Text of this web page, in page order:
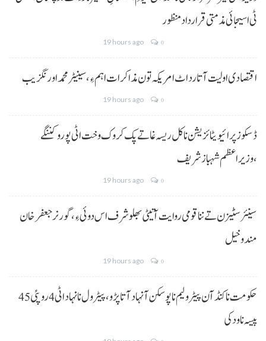
ٹی اسیجائی مذمتی قرارداد منظور
19 hours ago 0
اقتصادی اولیت آتا رد اٹ امریکہ تون مذاکرات اہم ءِ،سینیٹر محمد اورنگزیب
19 hours ago 0
ڈسکوز پرائیویٹائزیشن نا کل ریسہ غاتے پک کروک وخت اٹی پورو کننگے
،وزیراعظم شہباز شریف
19 hours ago 0
سینئر سٹیزن تے ننا قومی روایت آتیٹی بھلو شرف اس دوئی ءِ،گورنر جعفرخان
مندوخیل
19 hours ago 0
حکومت نا کنڈ آن پیٹرولیم نا پوسکن آ نہاد آتا پڑو،پیٹرول نا نہاد اٹی 4 روپئی 45
پیسہ نا ودکی